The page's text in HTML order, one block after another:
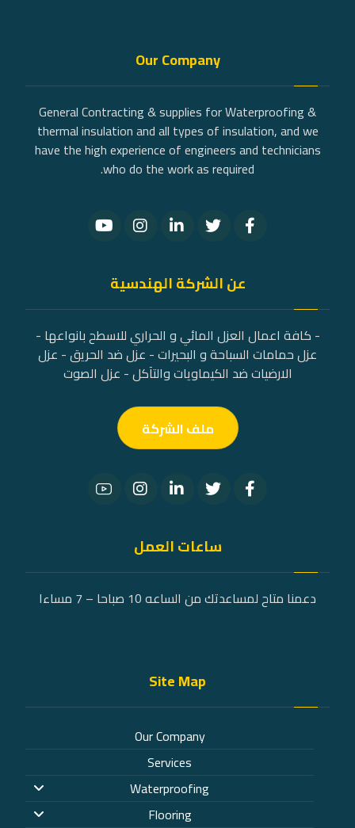
Our Company
General Contracting & supplies for Waterproofing &
thermal insulation and all types of insulation, and we
have the high experience of engineers and technicians
who do the work as required.
عن الشركة الهندسية
- كافة اعمال العزل المائي و الحراري للاسطح بانواعها -
عزل حمامات السباحة و البحيرات - عزل ضد الحريق - عزل
الارضيات ضد الكيماويات والتآكل - عزل الصوت
ملف الشركة
ساعات العمل
دعمنا متاح لمساعدتك من الساعه 10 صباحا – 7 مساءا
Site Map
Our Company
Services
Waterproofing
Flooring